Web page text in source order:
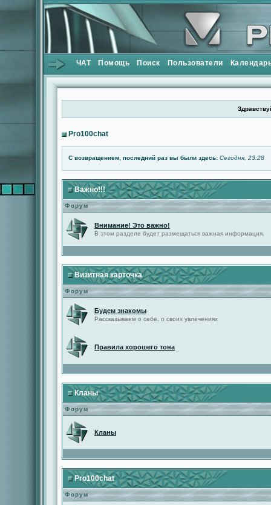
ЧАТ Помощь Поиск Пользователи
Pro100chat
С возвращением, последний раз вы были здесь: Сегодня, 23:28
Важно!!!
Форум
Внимание! Это важно!
В этом разделе будет размещаться важная информация.
Визитная карточка
Форум
Будем знакомы
Рассказываем о себе, о своих увлечениях
Правила хорошего тона
Кланы
Форум
Кланы
Pro100chat
Форум